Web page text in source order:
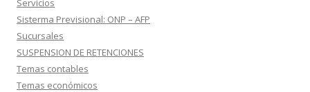
Servicios
Sisterma Previsional: ONP – AFP
Sucursales
SUSPENSION DE RETENCIONES
Temas contables
Temas económicos